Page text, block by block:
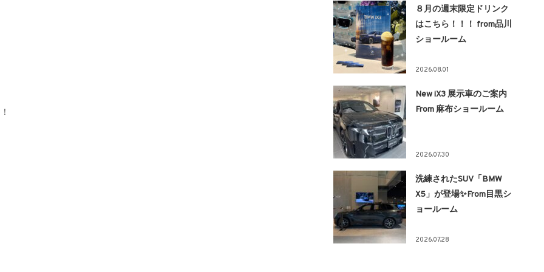
８月の週末限定ドリンク
はこちら！！！ from品川
ショールーム
2026.08.01
New iX3 展示車のご案内
From 麻布ショールーム
2026.07.30
洗練されたSUV「BMW
X5」が登場✨From目黒シ
ョールーム
2026.07.28